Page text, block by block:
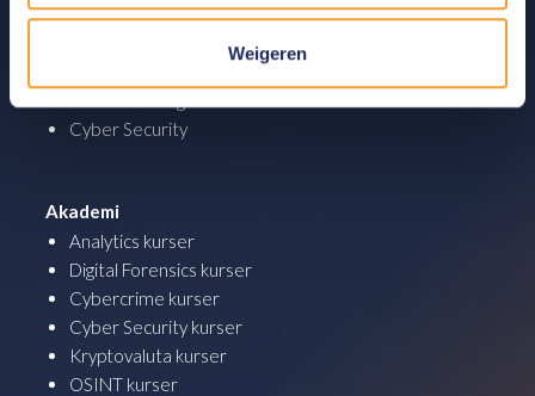
Weigeren
Produkter
Digital Forensics Produkter
Cyber Security
Akademi
Analytics kurser
Digital Forensics kurser
Cybercrime kurser
Cyber Security kurser
Kryptovaluta kurser
OSINT kurser